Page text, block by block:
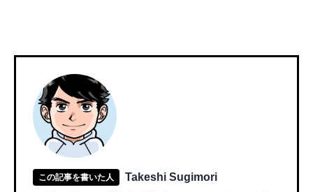
この記事を書いた人
Takeshi Sugimori